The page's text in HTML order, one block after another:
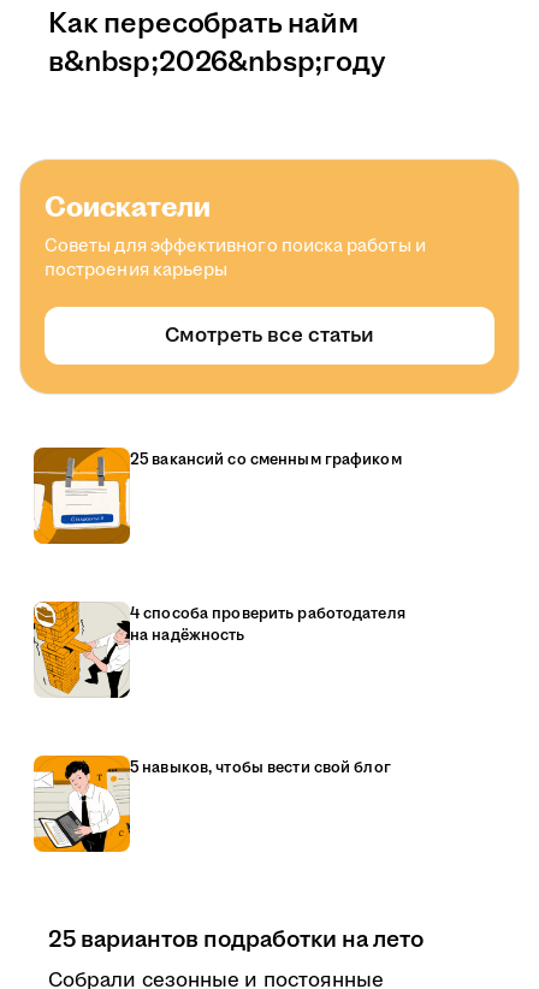
Как пересобрать найм
в&nbsp;2026&nbsp;году
Соискатели
Советы для эффективного поиска работы и
построения карьеры
Смотреть все статьи
25 вакансий со сменным графиком
4 способа проверить работодателя
на надёжность
5 навыков, чтобы вести свой блог
25 вариантов подработки на лето
Собрали сезонные и постоянные